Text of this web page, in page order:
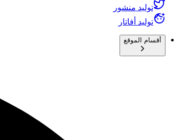
توليد منشور
توليد أفاتار
أقسام الموقع